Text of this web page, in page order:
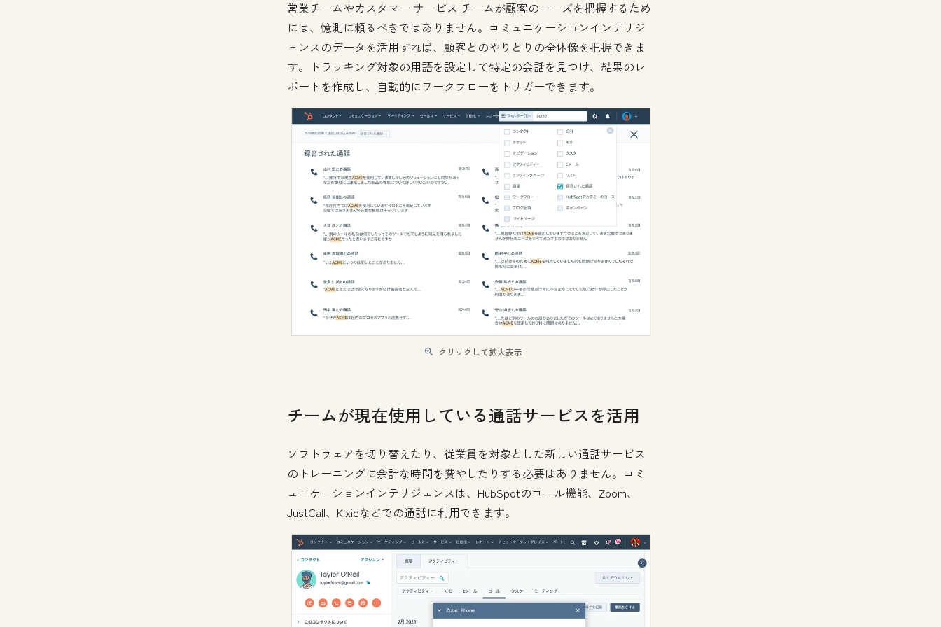
営業チームやカスタマー サービス チームが顧客のニーズを把握するため
には、憶測に頼るべきではありません。コミュニケーションインテリジ
ェンスのデータを活用すれば、顧客とのやりとりの全体像を把握できま
す。トラッキング対象の用語を設定して特定の会話を見つけ、結果のレ
ポートを作成し、自動的にワークフローをトリガーできます。
クリックして拡大表示
チームが現在使用している通話サービスを活用
ソフトウェアを切り替えたり、従業員を対象とした新しい通話サービス
のトレーニングに余計な時間を費やしたりする必要はありません。コミ
ュニケーションインテリジェンスは、HubSpotのコール機能、Zoom、
JustCall、Kixieなどでの通話に利用できます。